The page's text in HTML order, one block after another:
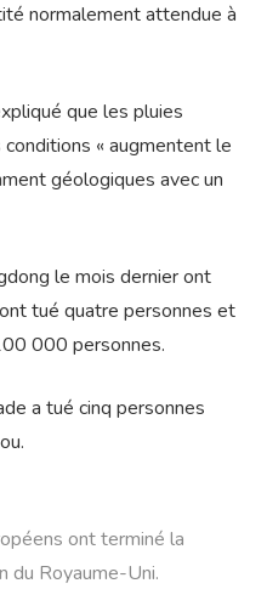
normalement attendue à
que les pluies
« augmentent le
géologiques avec un
le mois dernier ont
tué quatre personnes et
000 personnes.
a tué cinq personnes
ont terminé la
du Royaume-Uni.